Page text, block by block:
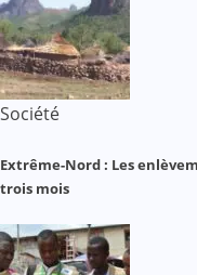
Société
Extrême-Nord : Les
trois mois